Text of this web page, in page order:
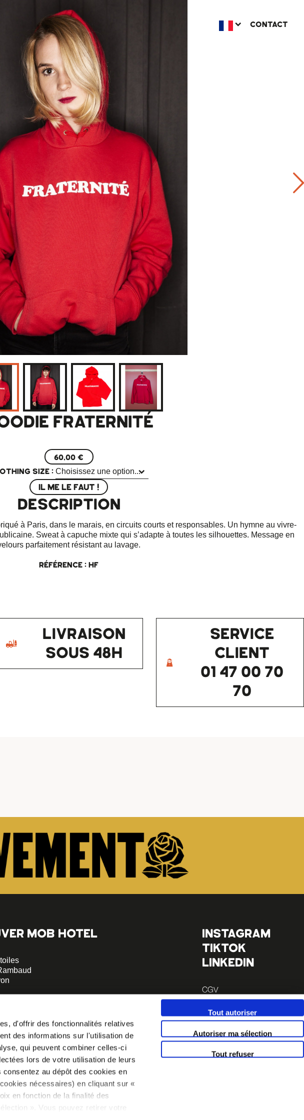
d'offrir des fonctionnalités relatives
des informations sur l'utilisation de
qui peuvent combiner celles-ci
lors de votre utilisation de leurs
consentez au dépôt des cookies en
nécessaires) en cliquant sur «
en fonction de la finalité des
». Vous pouvez retirer votre
Tout autoriser
Autoriser ma sélection
Tout refuser
CONTACT
FRATERNITÉ
60,00 €
Size :
IL ME LE FAUT !
DESCRIPTION
à Paris, dans le marais, en circuits courts et responsables. Un hymne au vivre-
Sweat à capuche mixte qui s’adapte à toutes les silhouettes. Message en
parfaitement résistant au lavage.
Référence : HF
LIVRAISON
SOUS 48H
SERVICE
CLIENT
01 47 00 70
70
MOB HOTEL
la Sucrière à 2 min à pieds
INSTAGRAM
TIKTOK
LINKEDIN
CGV
Mentions légales